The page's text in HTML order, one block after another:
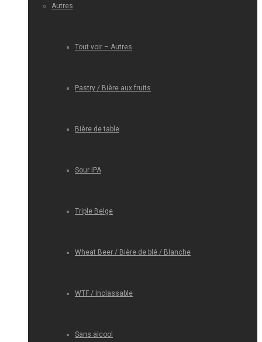
Autres
Tout voir – Autres
Pastry / Bière aux fruits
Bière de table
Sour IPA
Triple Belge
Wheat Beer / Bière de blé / Blanche
WTF / Inclassable
Sans alcool